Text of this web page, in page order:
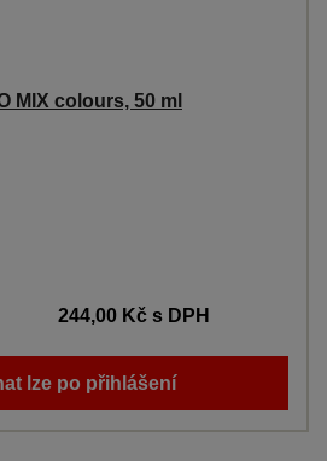
MIX colours, 50 ml
244,00 Kčs DPH
lze po přihlášení